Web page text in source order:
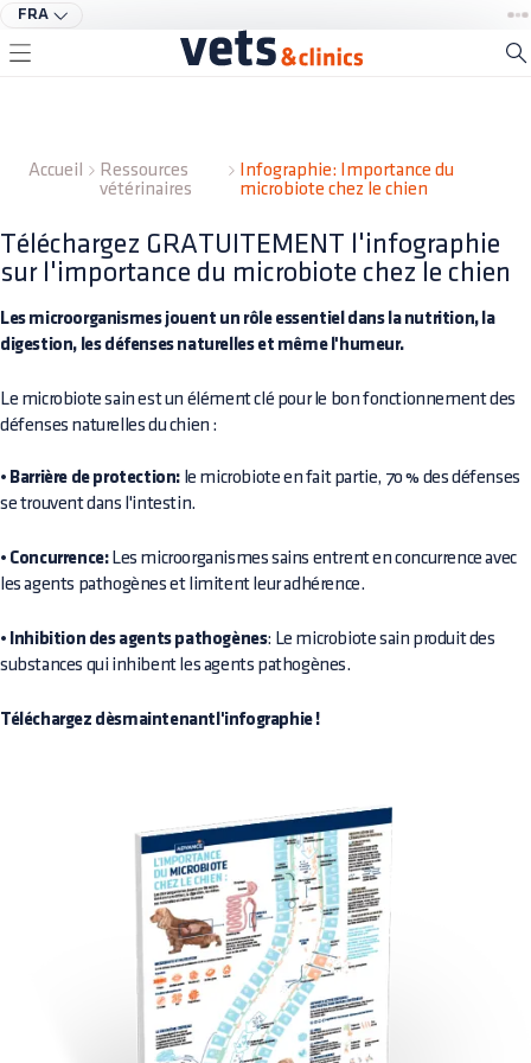
FRA
Accueil
Ressources
vétérinaires
Infographie: Importance du
microbiote chez le chien
Téléchargez GRATUITEMENT l'infographie
sur l'importance du microbiote chez le chien
Les microorganismes jouent un rôle essentiel dans la nutrition, la
digestion, les défenses naturelles et même l'humeur.
Le microbiote sain est un élément clé pour le bon fonctionnement des
défenses naturelles du chien :
• Barrière de protection: le microbiote en fait partie, 70 % des défenses
se trouvent dans l'intestin.
• Concurrence:Les microorganismes sains entrent en concurrence avec
les agents pathogènes et limitent leur adhérence.
• Inhibition des agents pathogènes: Le microbiote sain produit des
substances qui inhibent les agents pathogènes.
Téléchargez dèsmaintenantl'infographie !